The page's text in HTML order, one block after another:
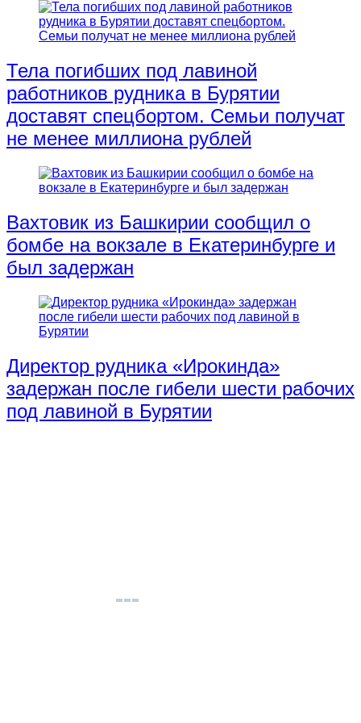
Тела погибших под лавиной
работников рудника в Бурятии
доставят спецбортом. Семьи получат
не менее миллиона рублей
Вахтовик из Башкирии сообщил о
бомбе на вокзале в Екатеринбурге и
был задержан
Директор рудника «Ирокинда»
задержан после гибели шести рабочих
под лавиной в Бурятии